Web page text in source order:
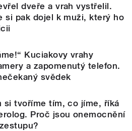
dveře a vrah vystřelil.
si pak dojel k muži, který ho
Kuciakovy vrahy
a zapomenutý telefon.
svědek
si tvoříme tím, co jíme, říká
Proč jsou onemocnění